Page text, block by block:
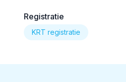
Registratie
KRT registratie